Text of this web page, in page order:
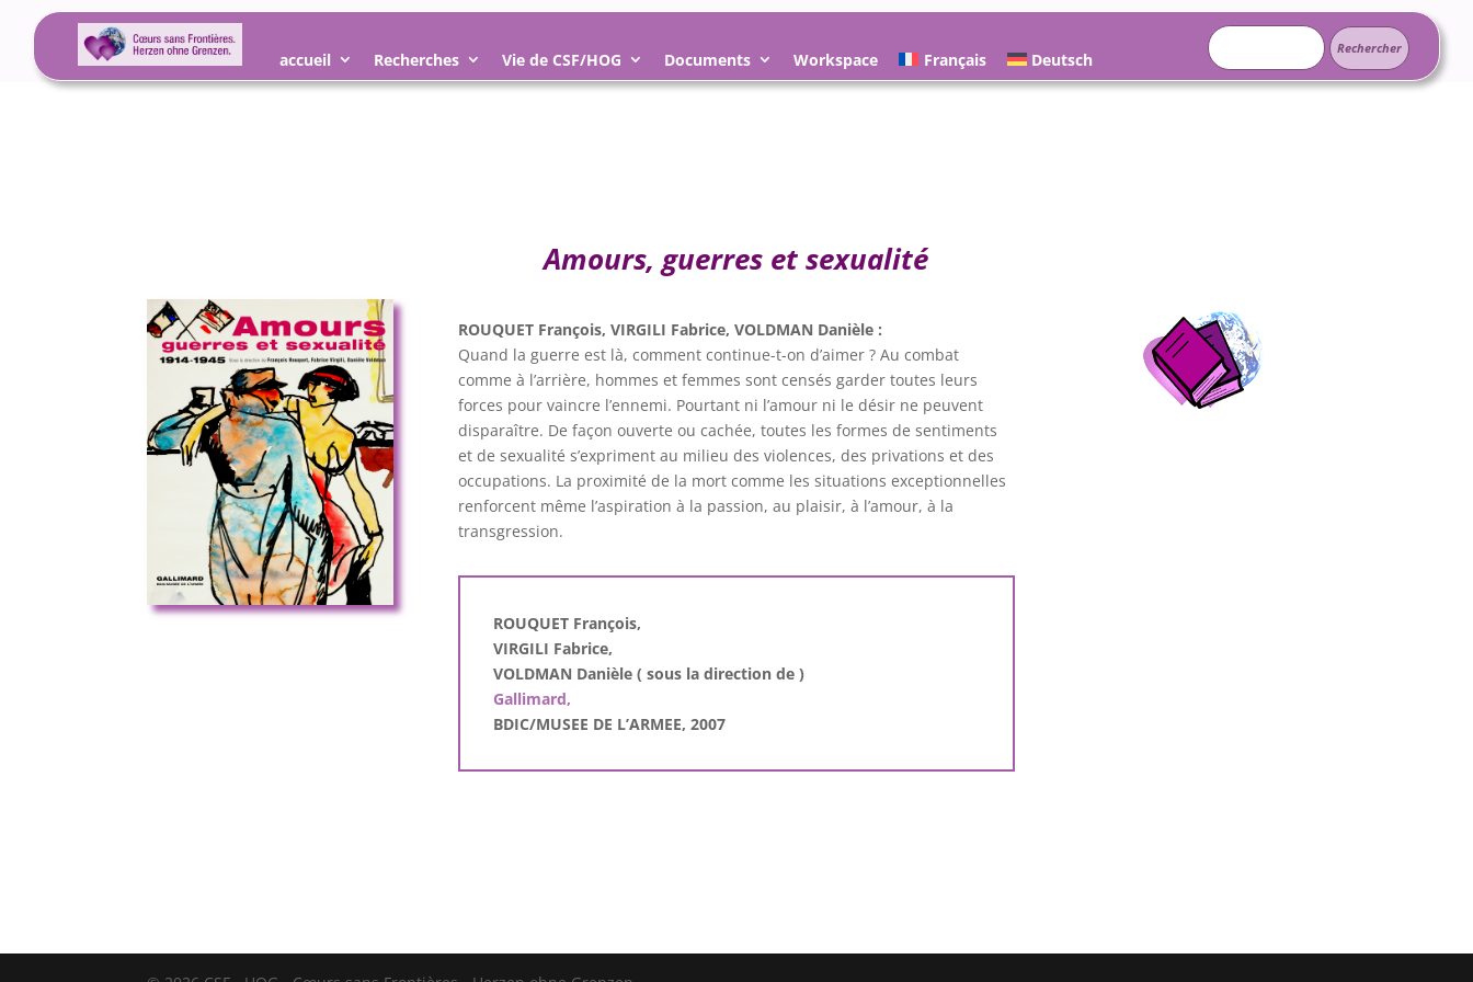
accueil Recherches Vie de CSF/HOG Documents Workspace Français Deutsch
Rechercher :
Amours, guerres et sexualité
ROUQUET François, VIRGILI Fabrice, VOLDMAN Danièle :
Quand la guerre est là, comment continue-t-on d’aimer ? Au combat
comme à l’arrière, hommes et femmes sont censés garder toutes leurs
forces pour vaincre l’ennemi. Pourtant ni l’amour ni le désir ne peuvent
disparaître. De façon ouverte ou cachée, toutes les formes de sentiments
et de sexualité s’expriment au milieu des violences, des privations et des
occupations. La proximité de la mort comme les situations exceptionnelles
renforcent même l’aspiration à la passion, au plaisir, à l’amour, à la
transgression.
ROUQUET François,
VIRGILI Fabrice,
VOLDMAN Danièle ( sous la direction de )
Gallimard,
BDIC/MUSEE DE L’ARMEE, 2007